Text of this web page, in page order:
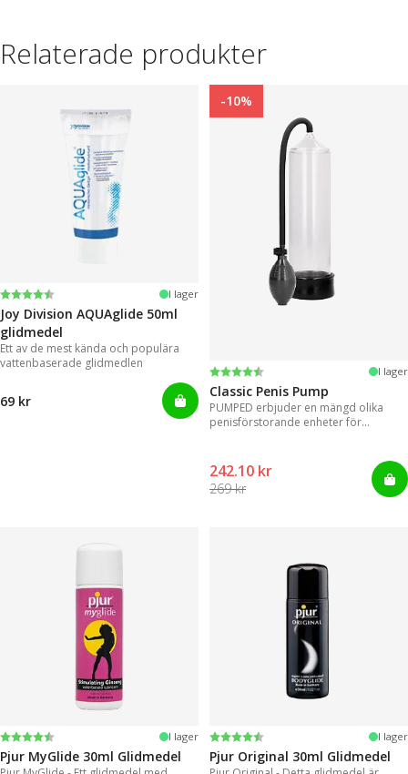
Relaterade produkter
Betyg:
4.2 utav 5 stjärnor I lager
Joy Division AQUAglide 50ml
glidmedel
Ett av de mest kända och populära
vattenbaserade glidmedlen
69 kr
-10%
Betyg:
4.3 utav 5 stjärnor I lager
Classic Penis Pump
PUMPED erbjuder en mängd olika
penisförstorande enheter för
242.10 kr
269 kr
Betyg:
4.2 utav 5 stjärnor I lager
Pjur MyGlide 30ml Glidmedel
Betyg:
4.2 utav 5 stjärnor I lager
Pjur Original 30ml Glidmedel